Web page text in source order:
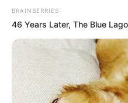
คนที่เกิดวันจันทร์
ง่าย ชอบเรียกร้องความสน
และไม่ถึงกับสวยมาก แต่มี
แน่นอน นิสัยเจ้าระเบียบ
แบบแผนเสมอ ดวงตามีลั
ดวงตาแทนความหมายขอ
BRAINBERRIES
46 Years Later, The Blue